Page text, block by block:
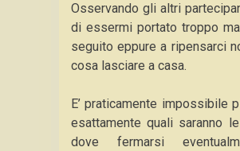
Osservando gli altri
di essermi portato troppo
seguito eppure a ripensarci
cosa lasciare a casa.
E’ praticamente impossibile
esattamente quali saranno
dove fermarsi